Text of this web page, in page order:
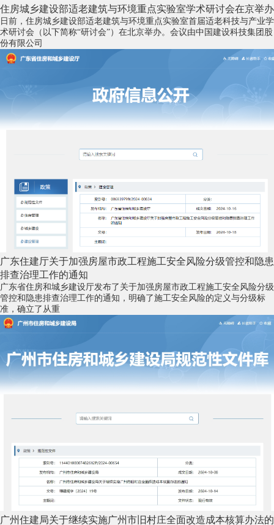
住房城乡建设部适老建筑与环境重点实验室学术研讨会在京举办
日前，住房城乡建设部适老建筑与环境重点实验室首届适老科技与产业学
术研讨会（以下简称“研讨会”）在北京举办。会议由中国建设科技集团股
份有限公司
广东住建厅关于加强房屋市政工程施工安全风险分级管控和隐患
排查治理工作的通知
广东省住房和城乡建设厅发布了关于加强房屋市政工程施工安全风险分级
管控和隐患排查治理工作的通知，明确了施工安全风险的定义与分级标
准，确立了从重
广州住建局关于继续实施广州市旧村庄全面改造成本核算办法的